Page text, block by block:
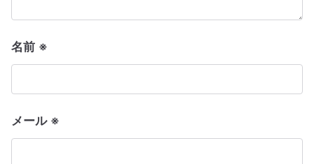
名前 ※
メール ※